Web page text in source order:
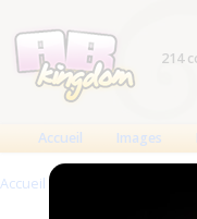
214
Accueil Images
Accueil >